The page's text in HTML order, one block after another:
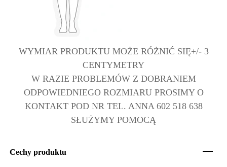
WYMIAR PRODUKTU MOŻE RÓŻNIĆ SIĘ+/- 3
CENTYMETRY
W RAZIE PROBLEMÓW Z DOBRANIEM
ODPOWIEDNIEGO ROZMIARU PROSIMY O
KONTAKT POD NR TEL. ANNA 602 518 638
SŁUŻYMY POMOCĄ
Cechy produktu